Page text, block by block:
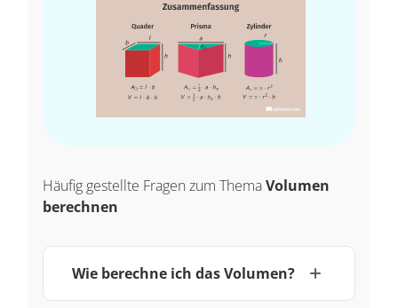
Häufig gestellte Fragen zum ThemaVolumen
berechnen
Wie berechne ich das Volumen?